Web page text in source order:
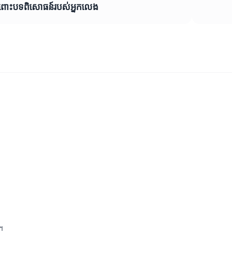
ពោះបទពិសោធន៍របស់អ្នកលេង